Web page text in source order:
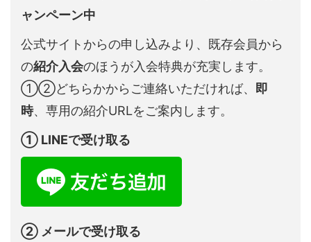
ャンペーン中
公式サイトからの申し込みより、既存会員から
の紹介入会のほうが入会特典が充実します。
①②どちらかからご連絡いただければ、 即
時、専用の紹介URLをご案内します。
① LINEで受け取る
② メールで受け取る